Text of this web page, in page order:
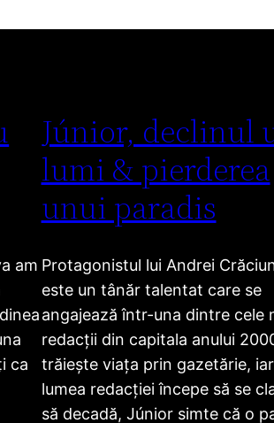
am
ca
Júnior, declinul
lumi & pierderea
unui paradis
Protagonistul lui Andrei
este un tânăr talentat care se
angajează într-una dintre cele
redacții din capitala anului
trăiește viața prin gazetărie,
lumea redacției începe să se
să decadă, Júnior simte că o